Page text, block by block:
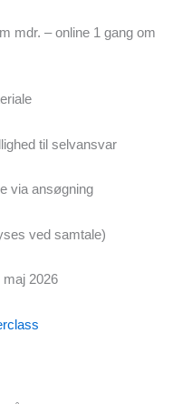
mdr. – online 1 gang om
til selvansvar
via ansøgning
ved samtale)
maj 2026